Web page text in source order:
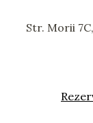
Str. Morii